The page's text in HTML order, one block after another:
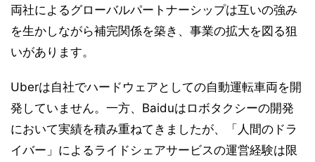
両社によるグローバルパートナーシップは互いの強み
を生かしながら補完関係を築き、事業の拡大を図る狙
いがあります。
Uberは自社でハードウェアとしての自動運転車両を開
発していません。一方、Baiduはロボタクシーの開発
において実績を積み重ねてきましたが、「人間のドラ
イバー」によるライドシェアサービスの運営経験は限